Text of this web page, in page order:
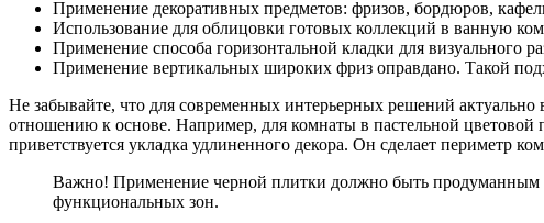
Применение декоративных предметов: фризов, бордюров,
Использование для облицовки готовых коллекций в ванную
Применение способа горизонтальной кладки для визуального
Применение вертикальных широких фриз оправдано. Такой
Не забывайте, что для современных интерьерных решений
отношению к основе. Например, для комнаты в пастельной цветовой
приветствуется укладка удлиненного декора. Он сделает периметр
Важно! Применение черной плитки должно быть продуманным
функциональных зон.